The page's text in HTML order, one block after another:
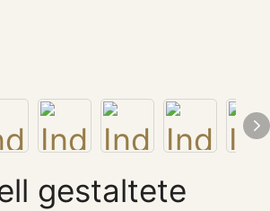
gestaltete